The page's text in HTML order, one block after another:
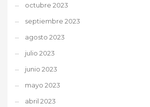
octubre 2023
septiembre 2023
agosto 2023
julio 2023
junio 2023
mayo 2023
abril 2023